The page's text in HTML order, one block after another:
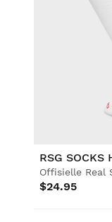
RSG SOCKS
$24.95